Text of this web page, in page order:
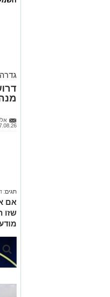
/ 09:43
תגים:
אם
שזו